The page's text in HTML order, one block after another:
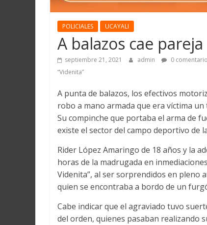
POLICIALES UCAYALI
A balazos cae
septiembre 21, 2021 admin 0
“Videnita”
A punta de balazos, los efectivos
robo a mano armada que era víctima
Su compinche que portaba el arma de
existe el sector del campo deportivo de
Rider López Amaringo de 18 años y la
horas de la madrugada en
Videnita”, al ser sorprendidos en pleno
quien se encontraba a bordo de un
Cabe indicar que el agraviado tuvo
del orden, quienes pasaban realizando